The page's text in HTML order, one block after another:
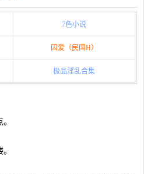
7色小说
囚爱（民国H）
极品淫乱合集